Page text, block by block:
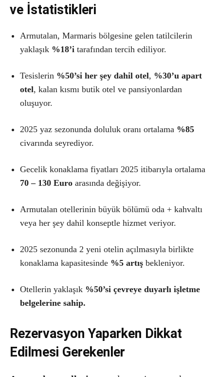
ve İstatistikleri
Armutalan, Marmaris bölgesine gelen tatilcilerin
yaklaşık %18’i tarafından tercih ediliyor.
Tesislerin %50’si her şey dahil otel, %30’u apart
otel, kalan kısmı butik otel ve pansiyonlardan
oluşuyor.
2025 yaz sezonunda doluluk oranı ortalama %85
civarında seyrediyor.
Gecelik konaklama fiyatları 2025 itibarıyla ortalama
70 – 130 Euro arasında değişiyor.
Armutalan otellerinin büyük bölümü oda + kahvaltı
veya her şey dahil konseptle hizmet veriyor.
2025 sezonunda 2 yeni otelin açılmasıyla birlikte
konaklama kapasitesinde %5 artış bekleniyor.
Otellerin yaklaşık %50’si çevreye duyarlı işletme
belgelerine sahip.
Rezervasyon Yaparken Dikkat
Edilmesi Gerekenler